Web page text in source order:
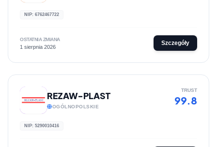
NIP: 6762467722
OSTATNIA ZMIANA
1 sierpnia 2026
Szczegóły
REZAW-PLAST
OGÓLNOPOLSKIE
TRUST
99.8
NIP: 5290010416